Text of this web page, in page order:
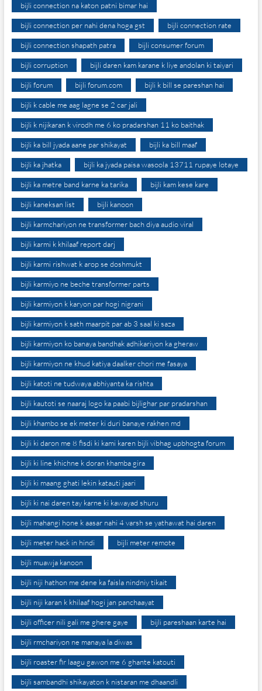
bijli connection na katon patni bimar hai
bijli connection per nahi dena hoga gst bijli connection rate
bijli connection shapath patra bijli consumer forum
bijli corruption bijli daren kam karane k liye andolan ki taiyari
bijli forum bijli forum.com bijli k bill se pareshan hai
bijli k cable me aag lagne se 2 car jali
bijli k nijikaran k virodh me 6 ko pradarshan 11 ko baithak
bijli ka bill jyada aane par shikayat bijli ka bill maaf
bijli ka jhatka bijli ka jyada paisa wasoola 13711 rupaye lotaye
bijli ka metre band karne ka tarika bijli kam kese kare
bijli kaneksan list bijli kanoon
bijli karmchariyon ne transformer bach diya audio viral
bijli karmi k khilaaf report darj
bijli karmi rishwat k arop se doshmukt
bijli karmiyo ne beche transformer parts
bijli karmiyon k karyon par hogi nigrani
bijli karmiyon k sath maarpit par ab 3 saal ki saza
bijli karmiyon ko banaya bandhak adhikariyon ka gheraw
bijli karmiyon ne khud katiya daalker chori me fasaya
bijli katoti ne tudwaya abhiyanta ka rishta
bijli kautoti se naaraj logo ka paabi bijlighar par pradarshan
bijli khambo se ek meter ki duri banaye rakhen md
bijli ki daron me 8 fisdi ki kami karen bijli vibhag upbhogta forum
bijli ki line khichne k doran khamba gira
bijli ki maang ghati lekin katauti jaari
bijli ki nai daren tay karne ki kawayad shuru
bijli mahangi hone k aasar nahi 4 varsh se yathawat hai daren
bijli meter hack in hindi bijli meter remote
bijli muawja kanoon
bijli niji hathon me dene ka faisla nindniy tikait
bijli niji karan k khilaaf hogi jan panchaayat
bijli officer nili gali me ghere gaye bijli pareshaan karte hai
bijli rmchariyon ne manaya la diwas
bijli roaster fir laagu gawon me 6 ghante katouti
bijli sambandhi shikayaton k nistaran me dhaandli